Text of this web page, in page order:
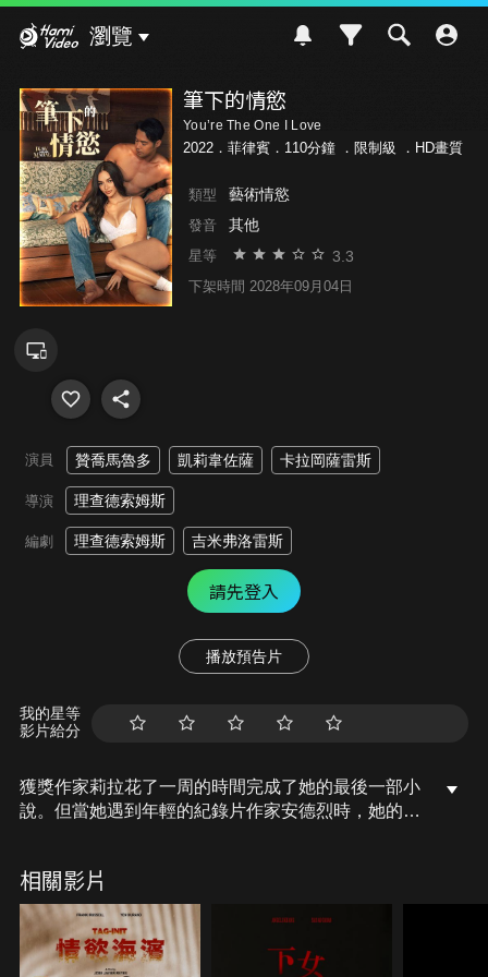
瀏覽
筆下的情慾
You’re The One I Love
2022．菲律賓．110分鐘 ． 限制級 ．HD畫質
類型 藝術情慾
發音 其他
星等 3.3
下架時間 2028年09月04日
演員 贊喬馬魯多 凱莉韋佐薩 卡拉岡薩雷斯
導演 理查德索姆斯
編劇 理查德索姆斯 吉米弗洛雷斯
請先登入
播放預告片
我的星等
影片給分
獲獎作家莉拉花了一周的時間完成了她的最後一部小
說。但當她遇到年輕的紀錄片作家安德烈時，她的計
相關影片